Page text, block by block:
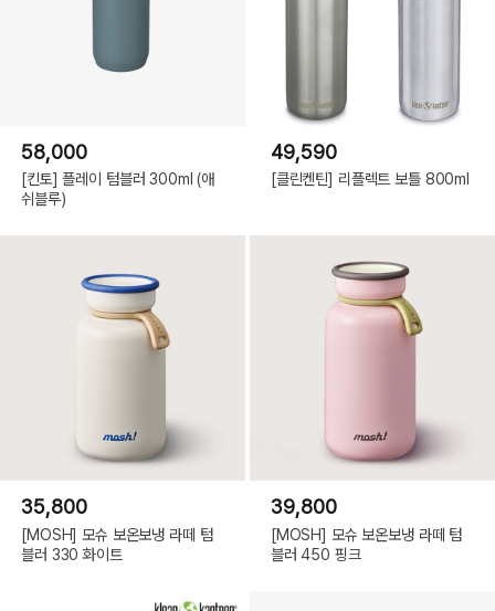
58,000
[킨토] 플레이 텀블러 300ml (애
쉬블루)
49,590
[클린켄틴] 리플렉트 보틀 800ml
35,800
[MOSH] 모슈 보온보냉 라떼 텀
블러 330 화이트
39,800
[MOSH] 모슈 보온보냉 라떼 텀
블러 450 핑크